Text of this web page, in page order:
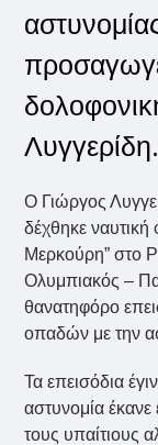
Λυγγερίδη.
Ο Γιώργος
δέχθηκε
Μερκούρη” στο
Ολυμπιακός –
θανατηφόρο
οπαδών με την
Τα επεισόδια
αστυνομία έκανε
τους υπαίτιους